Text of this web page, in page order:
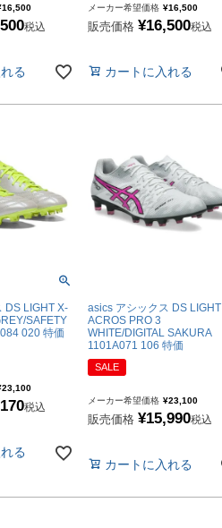
16,500
税込
る
メーカー希望価格 ¥16,500
販売価格 ¥16,500税込
カートに入れる
DS LIGHT X-
SAFETY
020 特価
23,100
税込
る
asics アシックス DS LIGHT
ACROS PRO 3
WHITE/DIGITAL SAKURA
1101A071 106 特価
SALE
メーカー希望価格 ¥23,100
販売価格 ¥15,990税込
カートに入れる